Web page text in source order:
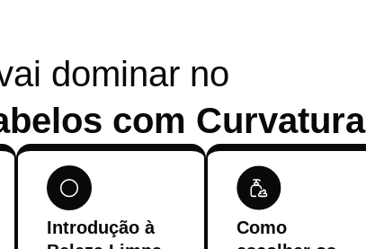
dominar no
com Curvatura
Introdução à
Como